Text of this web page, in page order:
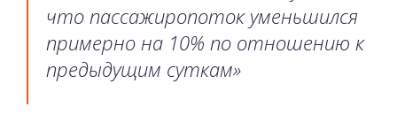
что пассажиропоток уменьшился
примерно на 10% по отношению к
предыдущим суткам»